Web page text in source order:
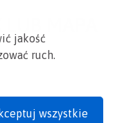
jakość
ruch.
wszystkie
MAPA